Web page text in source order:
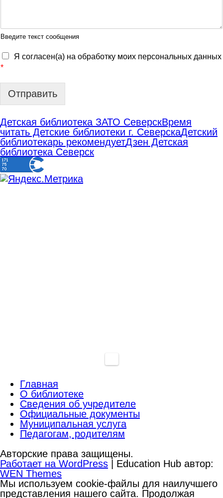
Введите текст сообщения
Я согласен(а) на обработку моих персональных данных
*
Отправить
Детская библиотека ЗАТО СеверскВремя
читать Детские библиотеки г. СеверскаДетский
библиотекарь рекомендуетДзен Детская
библиотека Северск
Главная
О библиотеке
Сведения об учредителе
Официальные документы
Муниципальная услуга
Педагогам, родителям
Авторские права защищены.
Работает на WordPress | Education Hub автор:
WEN Themes
Мы используем cookie-файлы для наилучшего
представления нашего сайта. Продолжая